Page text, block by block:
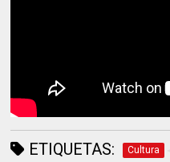
ETIQUETAS: Cultura